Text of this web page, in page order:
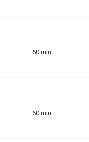
60 min.
60 min.